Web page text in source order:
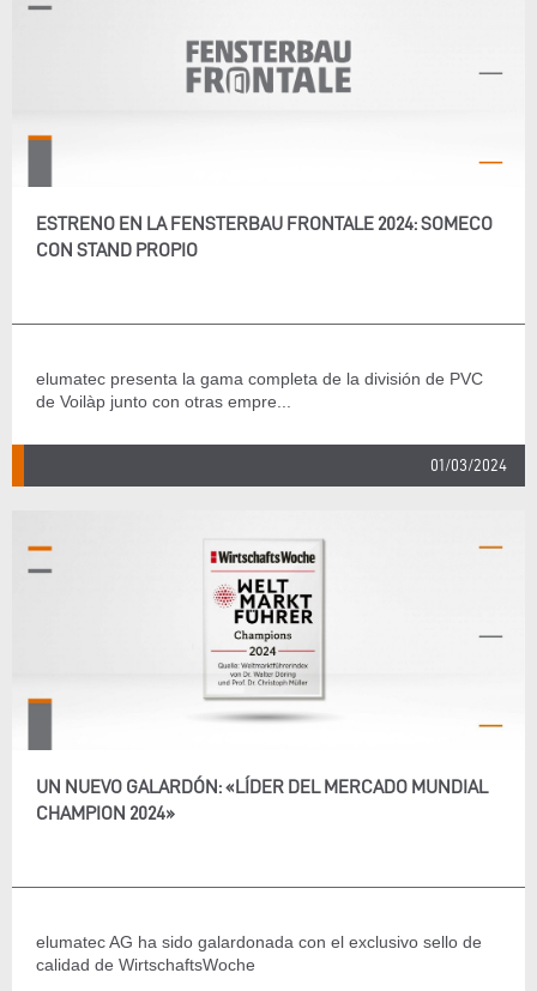
ESTRENO EN LA FENSTERBAU FRONTALE 2024: SOMECO
CON STAND PROPIO
elumatec presenta la gama completa de la división de PVC
de Voilàp junto con otras empre...
01/03/2024
UN NUEVO GALARDÓN: «LÍDER DEL MERCADO MUNDIAL
CHAMPION 2024»
elumatec AG ha sido galardonada con el exclusivo sello de
calidad de WirtschaftsWoche